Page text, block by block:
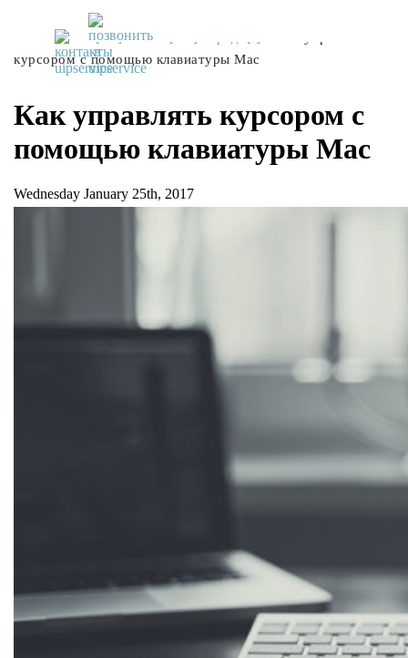
UiPservice »[:ru]Советы[:ua]Поради[:]
курсором с помощью клавиатуры Mac
Как управлять курсором с
помощью клавиатуры Mac
Wednesday January 25th, 2017